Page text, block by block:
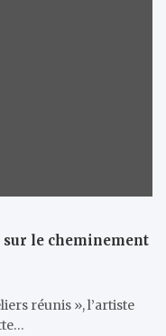
sur le cheminement
réunis », l’artiste